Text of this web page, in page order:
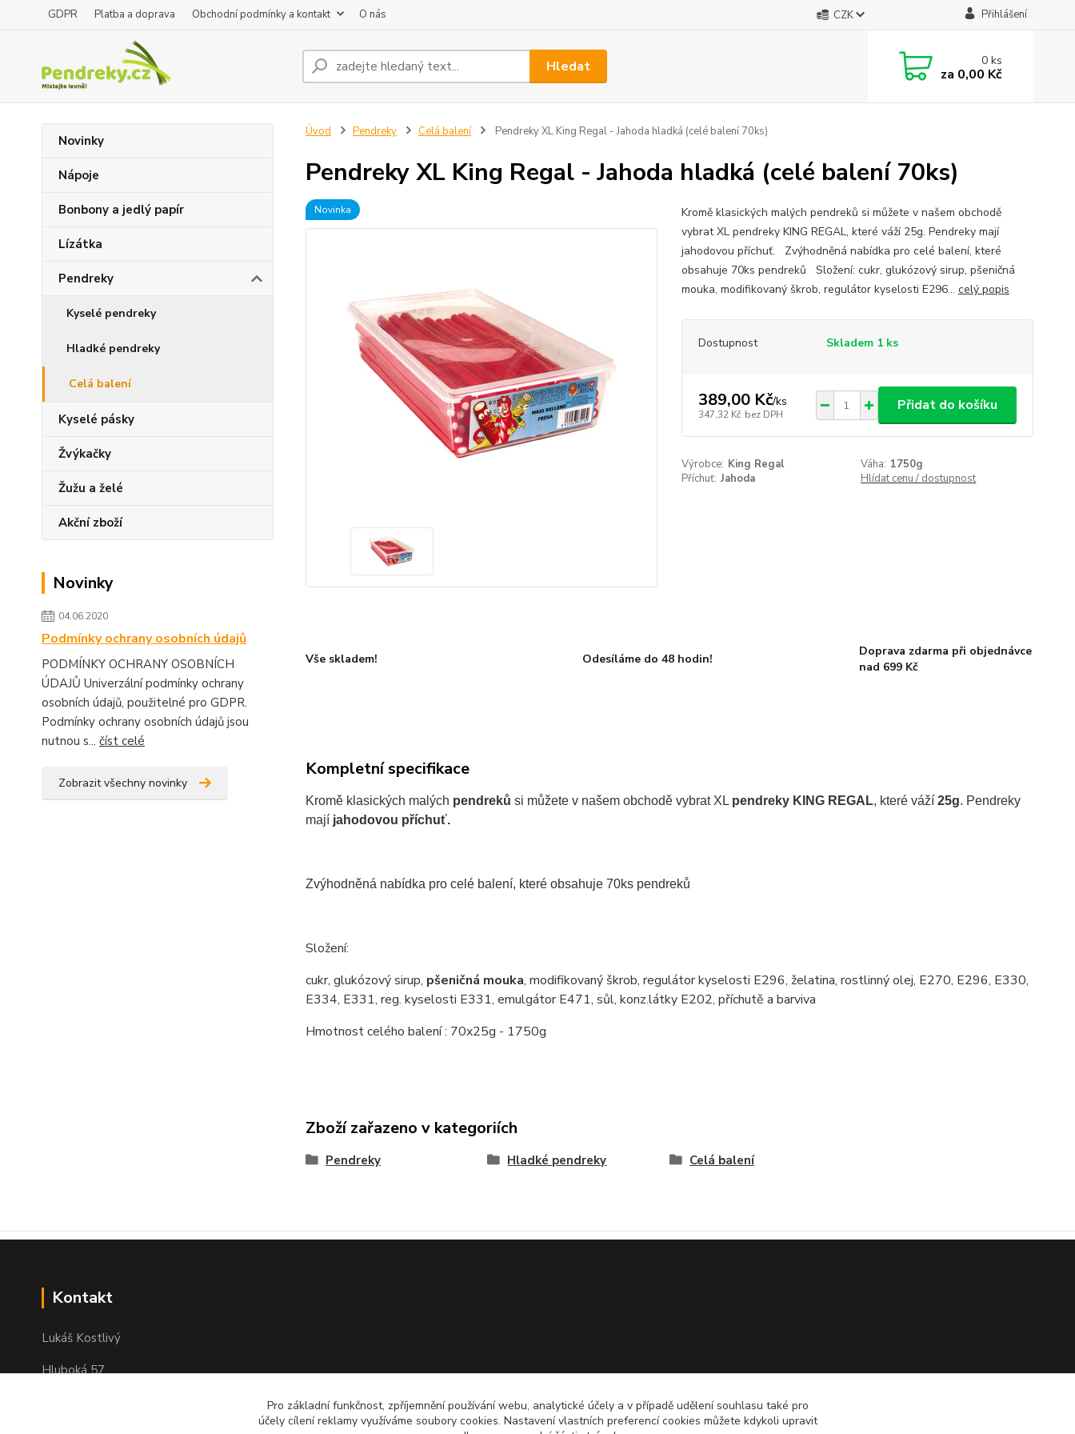
GDPR Platba a doprava Obchodní podmínky a kontakt O nás CZK Přihlášení
Hledat 0ks
za 0,00 Kč
Novinky
Nápoje
Bonbony a jedlý papír
Lízátka
Pendreky
Kyselé pendreky
Hladké pendreky
Celá balení
Kyselé pásky
Žvýkačky
Žužu a želé
Akční zboží
Novinky
04.06.2020
Podmínky ochrany osobních údajů
PODMÍNKY OCHRANY OSOBNÍCH
ÚDAJŮ Univerzální podmínky ochrany
osobních údajů, použitelné pro GDPR.
Podmínky ochrany osobních údajů jsou
nutnou s... číst celé
Zobrazit všechny novinky
Úvod Pendreky Celá balení Pendreky XL King Regal - Jahoda hladká (celé balení 70ks)
Pendreky XL King Regal - Jahoda hladká (celé balení 70ks)
Novinka
Kromě klasických malých pendreků si můžete v našem obchodě
vybrat XL pendreky KING REGAL, které váží 25g. Pendreky mají
jahodovou příchuť. Zvýhodněná nabídka pro celé balení, které
obsahuje 70ks pendreků Složení: cukr, glukózový sirup, pšeničná
mouka, modifikovaný škrob, regulátor kyselosti E296... celý popis
Dostupnost Skladem 1 ks
389,00 Kč/ks
347,32 Kč bez DPH
Přidat do košíku
Výrobce: King Regal Váha: 1750g
Příchuť: Jahoda Hlídat cenu / dostupnost
Vše skladem! Odesíláme do 48 hodin!
Doprava zdarma při objednávce
nad 699 Kč
Kompletní specifikace
Kromě klasických malých pendreků si můžete v našem obchodě vybrat XL pendreky KING REGAL, které váží 25g. Pendreky
mají jahodovou příchuť.
Zvýhodněná nabídka pro celé balení, které obsahuje 70ks pendreků
Složení:
cukr, glukózový sirup, pšeničná mouka, modifikovaný škrob, regulátor kyselosti E296, želatina, rostlinný olej, E270, E296, E330,
E334, E331, reg. kyselosti E331, emulgátor E471, sůl, konz.látky E202, příchutě a barviva
Hmotnost celého balení : 70x25g - 1750g
Zboží zařazeno v kategoriích
Pendreky Hladké pendreky Celá balení
Kontakt
Lukáš Kostlivý
Hluboká 57
Pro základní funkčnost, zpříjemnění používání webu, analytické účely a v případě udělení souhlasu také pro
účely cílení reklamy využíváme soubory cookies. Nastavení vlastních preferencí cookies můžete kdykoli upravit